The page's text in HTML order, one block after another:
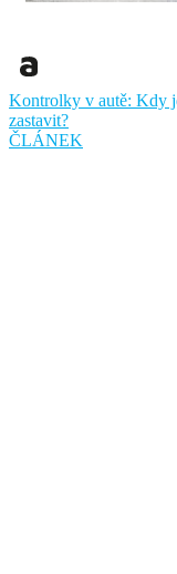
Kontrolky v autě: Kdy
zastavit?
ČLÁNEK